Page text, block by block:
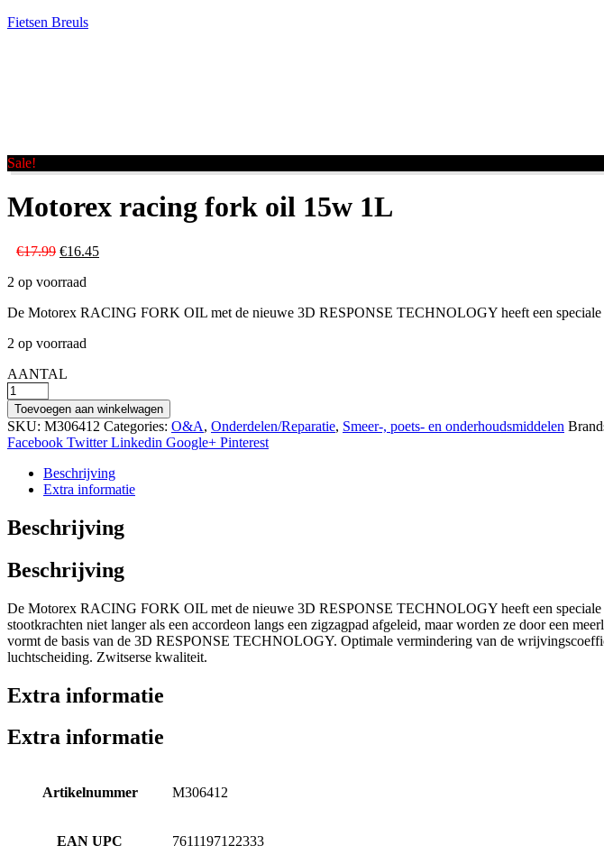
Fietsen Breuls
Sale!
Motorex racing fork oil 15w 1L
€17.99 Oorspronkelijke
was:
€16.45Huidige
2 op voorraad
De Motorex RACING FORK OIL met de nieuwe 3D RESPONSE TECHNOLOGY heeft een
2 op voorraad
AANTAL
Motorex
racing
fork
oil
15w
aantal
Toevoegen aan winkelwagen
SKU: M306412 Categories: O&A, Onderdelen/Reparatie, Smeer-, poets- en onderhoudsmiddelen
Facebook Twitter Linkedin Google+ Pinterest
Beschrijving
Extra informatie
Beschrijving
Beschrijving
De Motorex RACING FORK OIL met de nieuwe 3D RESPONSE TECHNOLOGY heeft een
stootkrachten niet langer als een accordeon langs een zigzagpad afgeleid, maar worden ze door een
vormt de basis van de 3D RESPONSE TECHNOLOGY. Optimale vermindering van de
luchtscheiding. Zwitserse kwaliteit.
Extra informatie
Extra informatie
Artikelnummer M306412
EAN UPC 7611197122333